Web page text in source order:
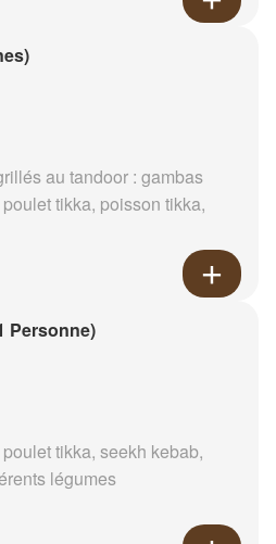
au tandoor : gambas
tikka, poisson tikka,
Personne)
tikka, seekh kebab,
légumes